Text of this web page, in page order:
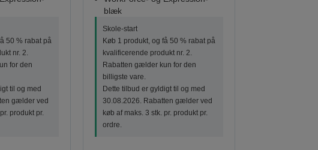
50 % rabat på
nr. 2.
for den
til og med
gælder ved
produkt pr.
blæk
Skole-start
Køb 1 produkt, og få 50 % rabat på
kvalificerende produkt nr. 2.
Rabatten gælder kun for den
billigste vare.
Dette tilbud er gyldigt til og med
30.08.2026. Rabatten gælder ved
køb af maks. 3 stk. pr. produkt pr.
ordre.